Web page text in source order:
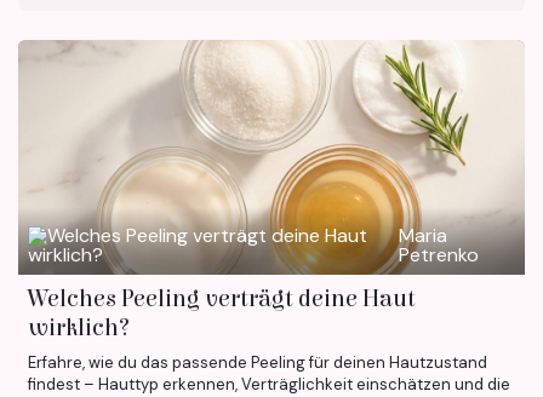
Maria
Petrenko
Welches Peeling verträgt deine Haut
wirklich?
Erfahre, wie du das passende Peeling für deinen Hautzustand
findest – Hauttyp erkennen, Verträglichkeit einschätzen und die